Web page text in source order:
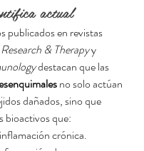
actual
publicados en revistas
& Therapy y
destacan que las
no solo actúan
dañados, sino que
bioactivos que:
inflamación crónica.